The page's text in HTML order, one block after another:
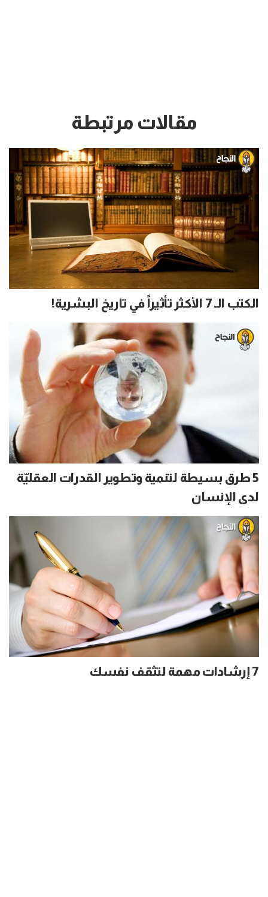
مقالات مرتبطة
الكتب الـ 7 الأكثر تأثيراً في تاريخ البشرية!
5 طرق بسيطة لتنمية وتطوير القدرات العقليّة
لدى الإنسان
7 إرشادات مهمة لتثقف نفسك